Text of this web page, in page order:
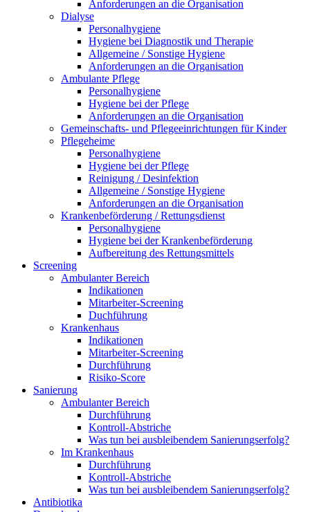
Anforderungen an die Organisation
Dialyse
Personalhygiene
Hygiene bei Diagnostik und Therapie
Allgemeine / Sonstige Hygiene
Anforderungen an die Organisation
Ambulante Pflege
Personalhygiene
Hygiene bei der Pflege
Anforderungen an die Organisation
Gemeinschafts- und Pflegeeinrichtungen für Kinder
Pflegeheime
Personalhygiene
Hygiene bei der Pflege
Reinigung / Desinfektion
Allgemeine / Sonstige Hygiene
Anforderungen an die Organisation
Krankenbeförderung / Rettungsdienst
Personalhygiene
Hygiene bei der Krankenbeförderung
Aufbereitung des Rettungsmittels
Screening
Ambulanter Bereich
Indikationen
Mitarbeiter-Screening
Duchführung
Krankenhaus
Indikationen
Mitarbeiter-Screening
Durchführung
Risiko-Score
Sanierung
Ambulanter Bereich
Durchführung
Kontroll-Abstriche
Was tun bei ausbleibendem Sanierungserfolg?
Im Krankenhaus
Durchführung
Kontroll-Abstriche
Was tun bei ausbleibendem Sanierungserfolg?
Antibiotika